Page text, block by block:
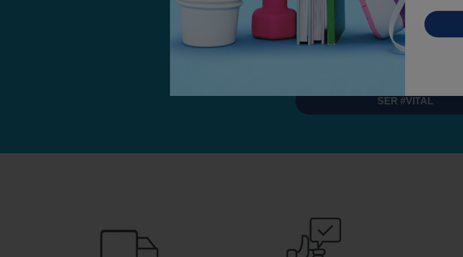
Correo electrónico
Consulta nuestra Política de Privacidad
SER #VITAL